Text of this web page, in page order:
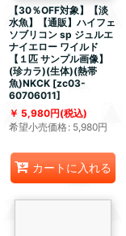
【30％OFF対象】【淡
水魚】【通販】ハイフェ
ソブリコン sp ジュルエ
ナイエロー ワイルド
【１匹 サンプル画像】
(珍カラ)(生体)(熱帯
魚)NKCK [zc03-
60706011]
5,980円(税込)
希望小売価格: 5,980円
カートに入れる